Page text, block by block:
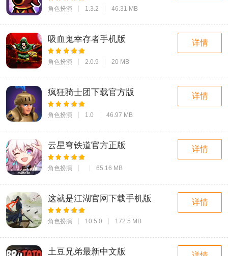
角色扮演 1.3.2 46.31 MB
吸血鬼幸存者手机版
角色扮演 2.0.9 20 MB
详情
疯狂骑士团下载官方版
角色扮演 1.0 46.97 MB
详情
云星穹铁道官方正版
角色扮演 65.16 MB
详情
这就是江湖官网下载手机版
角色扮演 10.5.0 172.5 MB
详情
土豆兄弟最新中文版